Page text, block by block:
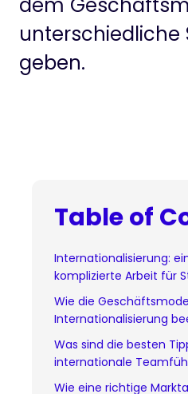
dem
unterschiedliche
geben.
Table of
Internationalisierung:
komplizierte Arbeit für
Wie die
Internationalisierung
Was sind die besten
internationale
Wie eine richtige